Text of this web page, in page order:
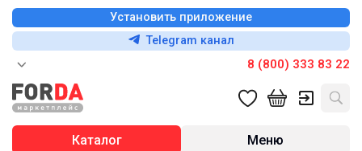
Установить приложение
Telegram канал
8 (800) 333 83 22
Каталог Меню